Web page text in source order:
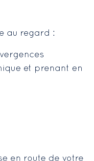
au regard :
et prenant en
en route de votre